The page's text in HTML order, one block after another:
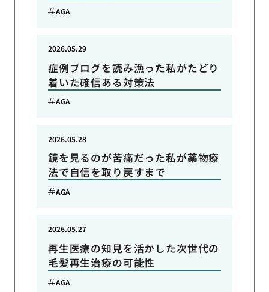
AGA
症例ブログを読み漁った私がたどり
着いた確信ある対策法
2026.05.29
AGA
鏡を見るのが苦痛だった私が薬物療
法で自信を取り戻すまで
2026.05.28
AGA
再生医療の知見を活かした次世代の
毛髪再生治療の可能性
2026.05.27
AGA